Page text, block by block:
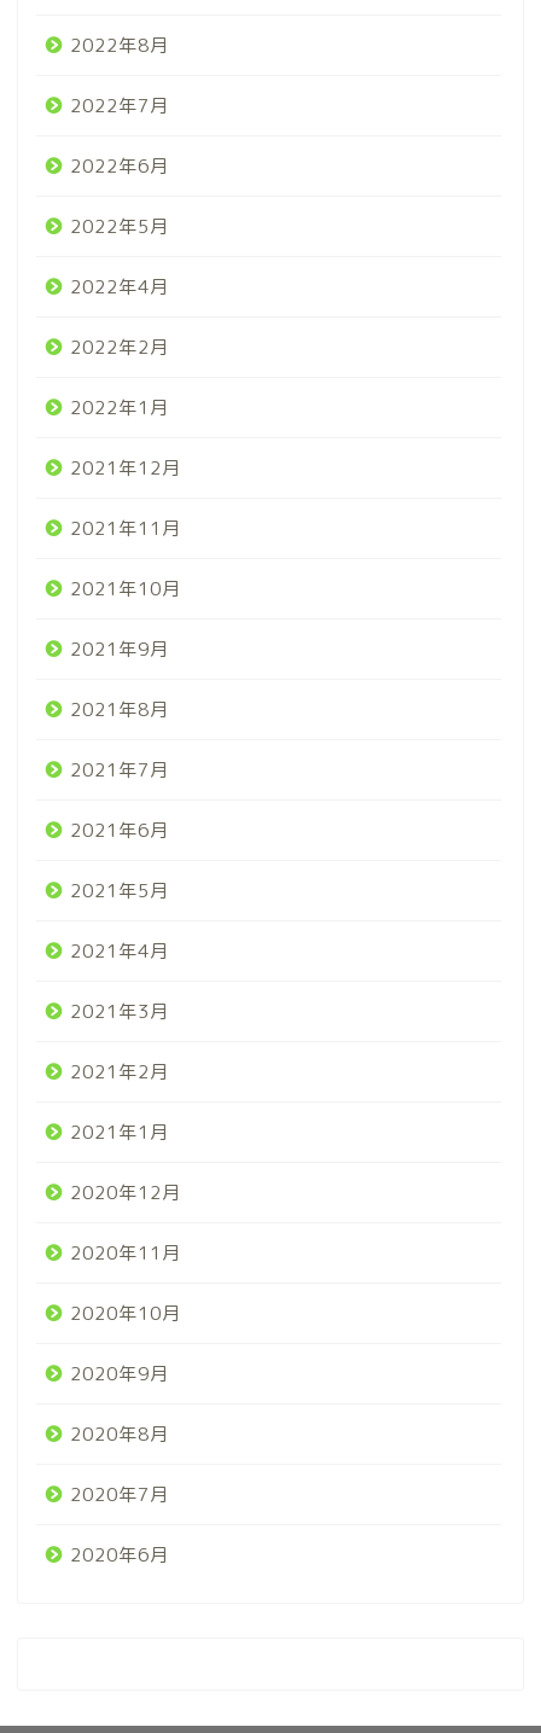
2022年8月
2022年7月
2022年6月
2022年5月
2022年4月
2022年2月
2022年1月
2021年12月
2021年11月
2021年10月
2021年9月
2021年8月
2021年7月
2021年6月
2021年5月
2021年4月
2021年3月
2021年2月
2021年1月
2020年12月
2020年11月
2020年10月
2020年9月
2020年8月
2020年7月
2020年6月